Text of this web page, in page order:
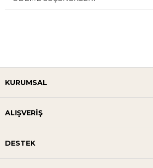
KURUMSAL
ALIŞVERİŞ
DESTEK